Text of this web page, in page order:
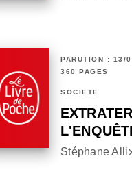
PARUTION : 13/
360 PAGES
SOCIÉTÉ
Stéphane